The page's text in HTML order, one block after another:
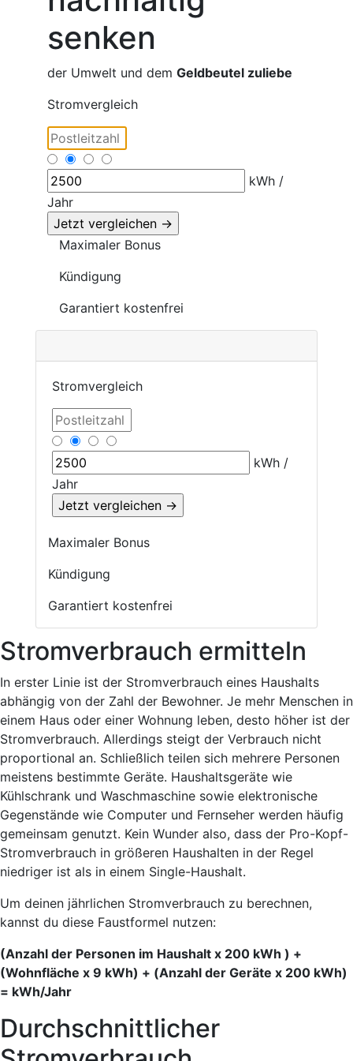
senken
der Umwelt und dem Geldbeutel zuliebe
Stromvergleich
kWh /
Jahr
Maximaler Bonus
Kündigung
Garantiert kostenfrei
Stromvergleich
kWh /
Jahr
Maximaler Bonus
Kündigung
Garantiert kostenfrei
Stromverbrauch ermitteln
In erster Linie ist der Stromverbrauch eines Haushalts
abhängig von der Zahl der Bewohner. Je mehr Menschen in
einem Haus oder einer Wohnung leben, desto höher ist der
Stromverbrauch. Allerdings steigt der Verbrauch nicht
proportional an. Schließlich teilen sich mehrere Personen
meistens bestimmte Geräte. Haushaltsgeräte wie
Kühlschrank und Waschmaschine sowie elektronische
Gegenstände wie Computer und Fernseher werden häufig
gemeinsam genutzt. Kein Wunder also, dass der Pro-Kopf-
Stromverbrauch in größeren Haushalten in der Regel
niedriger ist als in einem Single-Haushalt.
Um deinen jährlichen Stromverbrauch zu berechnen,
kannst du diese Faustformel nutzen:
(Anzahl der Personen im Haushalt x 200 kWh ) +
(Wohnfläche x 9 kWh) + (Anzahl der Geräte x 200 kWh)
= kWh/Jahr
Durchschnittlicher